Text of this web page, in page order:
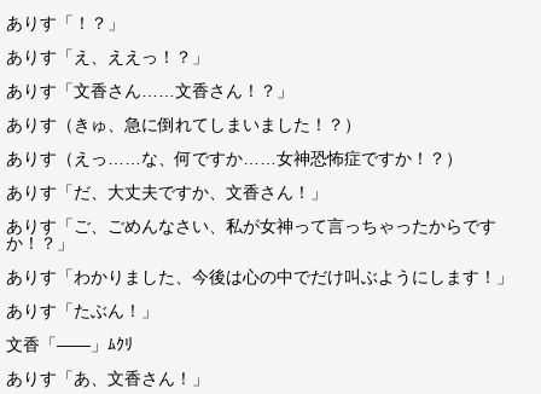
ありす「！？」
ありす「え、ええっ！？」
ありす「文香さん……文香さん！？」
ありす（きゅ、急に倒れてしまいました！？）
ありす（えっ……な、何ですか……女神恐怖症ですか！？）
ありす「だ、大丈夫ですか、文香さん！」
ありす「ご、ごめんなさい、私が女神って言っちゃったからです
か！？」
ありす「わかりました、今後は心の中でだけ叫ぶようにします！」
ありす「たぶん！」
文香「――」ﾑｸﾘ
ありす「あ、文香さん！」